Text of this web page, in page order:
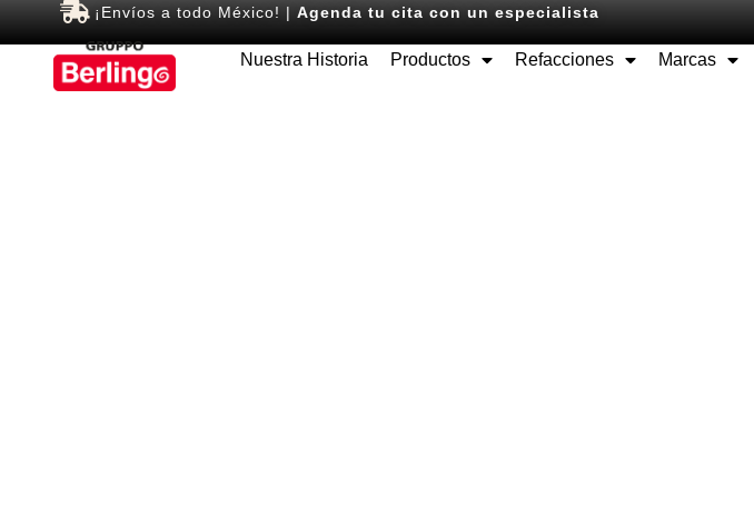
¡Envíos a todo México! | Agenda tu cita con un especialista
Nuestra Historia Productos Refacciones Marcas